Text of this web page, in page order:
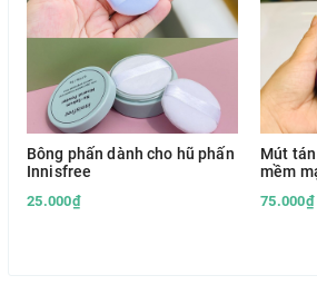
Bông phấn dành cho hũ phấn
Innisfree
25.000₫
Mút
mềm
75.000₫